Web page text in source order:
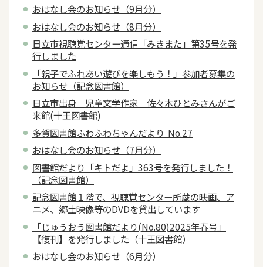
おはなし会のお知らせ（9月分）
おはなし会のお知らせ（8月分）
日立市視聴覚センター通信「みきまた」第35号を発
行しました
「親子でふれあい遊びを楽しもう！」参加者募集の
お知らせ（記念図書館）
日立市出身 児童文学作家 佐々木ひとみさんがご
来館(十王図書館)
多賀図書館ふわふわちゃんだより No.27
おはなし会のお知らせ（7月分）
図書館だより「キトだよ」363号を発行しました！
（記念図書館）
記念図書館１階で、視聴覚センター所蔵の映画、ア
ニメ、郷土映像等のDVDを貸出しています
「じゅうおう図書館だより(No.80)2025年春号」
【復刊】を発行しました（十王図書館）
おはなし会のお知らせ（6月分）